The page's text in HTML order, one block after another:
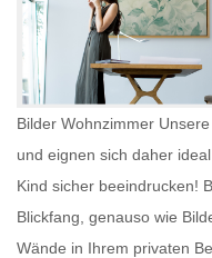
Bilder Wohnzimmer
und eignen sich daher
Kind sicher beeindrucken!
Blickfang, genauso wie
Wände in Ihrem privaten